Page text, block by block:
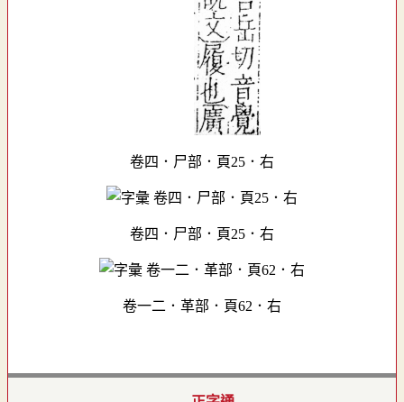
卷四．尸部．頁25．右
卷四．尸部．頁25．右
卷一二．革部．頁62．右